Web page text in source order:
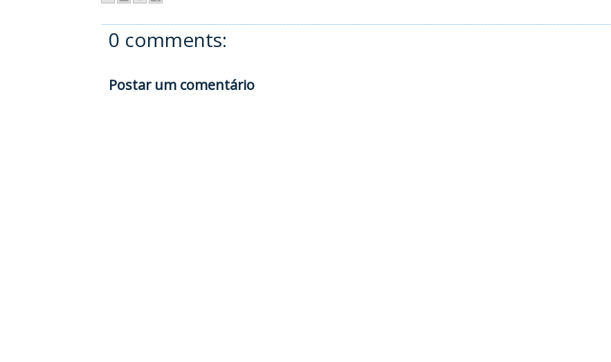
0 comments:
Postar um comentário